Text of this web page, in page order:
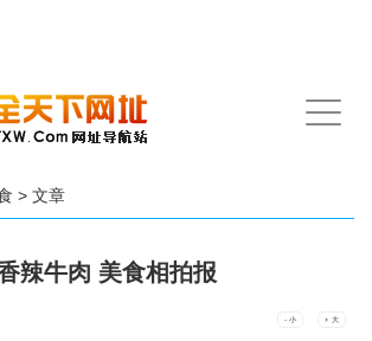
手
机
> 文章
辣牛肉 美食相拍报
- 小 + 大